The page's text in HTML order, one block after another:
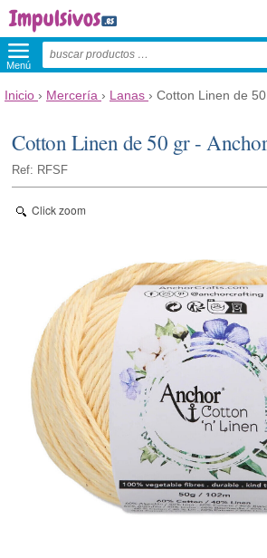
Menú
Inicio › Mercería › Lanas › Cotton Linen de
Cotton Linen de 50 gr -
Ref: RFSF
Click zoom